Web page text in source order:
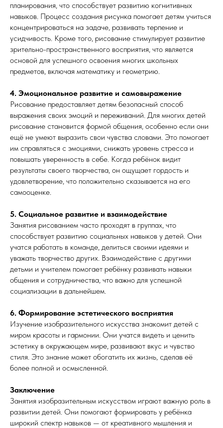
планирования, что способствует развитию когнитивных
навыков. Процесс создания рисунка помогает детям учиться
концентрироваться на задаче, развивать терпение и
усидчивость. Кроме того, рисование стимулирует развитие
зрительно-пространственного восприятия, что является
основой для успешного освоения многих школьных
предметов, включая математику и геометрию.
4. Эмоциональное развитие и самовыражение
Рисование предоставляет детям безопасный способ
выражения своих эмоций и переживаний. Для многих детей
рисование становится формой общения, особенно если они
ещё не умеют выразить свои чувства словами. Это помогает
им справляться с эмоциями, снижать уровень стресса и
повышать уверенность в себе. Когда ребёнок видит
результаты своего творчества, он ощущает гордость и
удовлетворение, что положительно сказывается на его
самооценке.
5. Социальное развитие и взаимодействие
Занятия рисованием часто проходят в группах, что
способствует развитию социальных навыков у детей. Они
учатся работать в команде, делиться своими идеями и
уважать творчество других. Взаимодействие с другими
детьми и учителем помогает ребёнку развивать навыки
общения и сотрудничества, что важно для успешной
социализации в дальнейшем.
6. Формирование эстетического восприятия
Изучение изобразительного искусства знакомит детей с
миром красоты и гармонии. Они учатся видеть и ценить
эстетику в окружающем мире, развивают вкус и чувство
стиля. Это знание может обогатить их жизнь, сделав её
более полной и осмысленной.
Заключение
Занятия изобразительным искусством играют важную роль в
развитии детей. Они помогают формировать у ребёнка
широкий спектр навыков — от креативного мышления и